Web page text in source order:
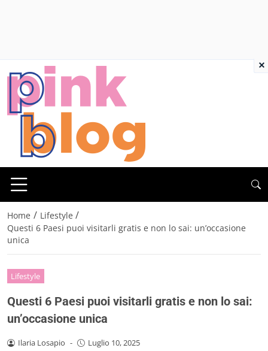
Home / Lifestyle /
Questi 6 Paesi puoi visitarli gratis e non lo sai: un’occasione
unica
Lifestyle
Questi 6 Paesi puoi visitarli gratis e non lo sai:
un’occasione unica
Ilaria Losapio - Luglio 10, 2025
×